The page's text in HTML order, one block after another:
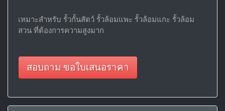
เหมาะสำหรับ รั้วกั้นสัตว์ รั้วล้อมแพะ รั้วล้อมแกะ รั้วล้อม
สวน ที่ต้องการความสูงมาก
สอบถาม ขอใบเสนอราคา